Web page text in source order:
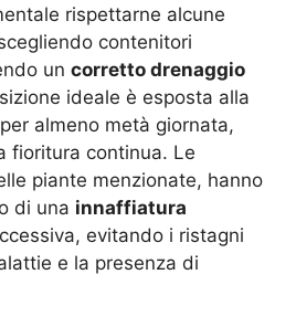
rispettarne alcune
contenitori
un corretto drenaggio
ideale è esposta alla
almeno metà giornata,
fioritura continua. Le
piante menzionate, hanno
di una innaffiatura
evitando i ristagni
e la presenza di